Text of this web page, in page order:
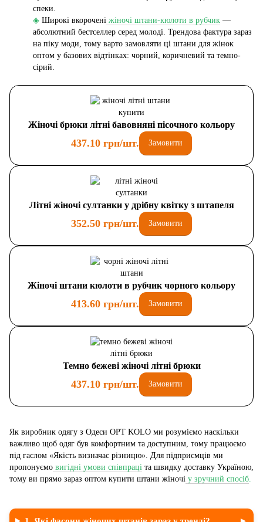
спеки.
◈ Широкі вкорочені жіночі штани-кюлоти в рубчик —
абсолютний бестселлер серед молоді. Трендова фактура зараз
на піку моди, тому варто замовляти ці штани для жінок
оптом у базових відтінках: чорний, коричневий та темно-
сірий.
Жіночі брюки літні бавовняні пісочного кольору
437.10 грн/шт. Замовити
Літні жіночі султанки у дрібну квітку з штапеля
352.50 грн/шт. Замовити
Жіночі штани кюлоти в рубчик чорного кольору
413.60 грн/шт. Замовити
Темно бежеві жіночі літні брюки
437.10 грн/шт. Замовити
Як виробник одягу з Одеси OPT KOLO ми розуміємо наскільки
важливо щоб одяг був комфортним та доступним, тому працюємо
під гаслом «Якість визначає різницю». Для підприємців ми
пропонуємо вигідні умови співпраці та швидку доставку Україною,
тому ви прямо зараз оптом купити штани жіночі у зручний спосіб.